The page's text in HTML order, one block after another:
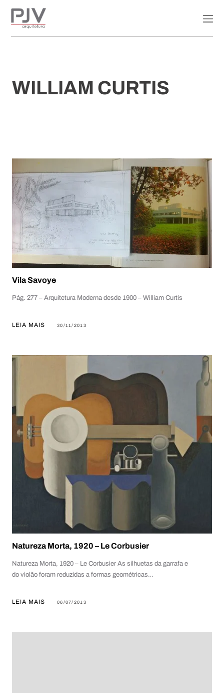
WILLIAM CURTIS
Vila Savoye
Pág. 277 – Arquitetura Moderna desde 1900 – William Curtis
LEIA MAIS 30/11/2013
Natureza Morta, 1920 – Le Corbusier
Natureza Morta, 1920 – Le Corbusier As silhuetas da garrafa e
do violão foram reduzidas a formas geométricas…
LEIA MAIS 06/07/2013